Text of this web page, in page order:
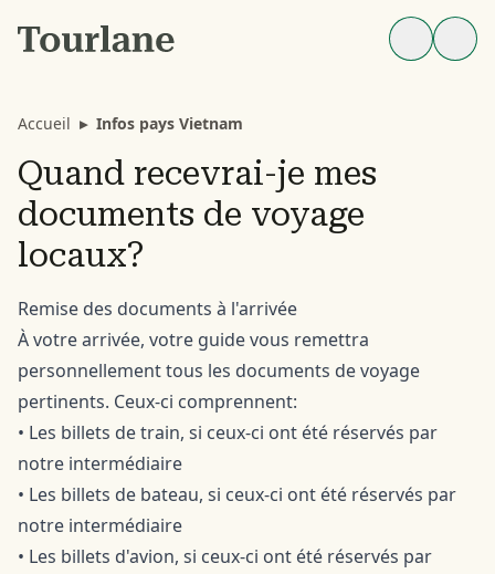
Accueil ▸ Infos pays Vietnam
Quand recevrai-je mes
documents de voyage
locaux?
Remise des documents à l'arrivée
À votre arrivée, votre guide vous remettra
personnellement tous les documents de voyage
pertinents. Ceux-ci comprennent:
• Les billets de train, si ceux-ci ont été réservés par
notre intermédiaire
• Les billets de bateau, si ceux-ci ont été réservés par
notre intermédiaire
• Les billets d'avion, si ceux-ci ont été réservés par